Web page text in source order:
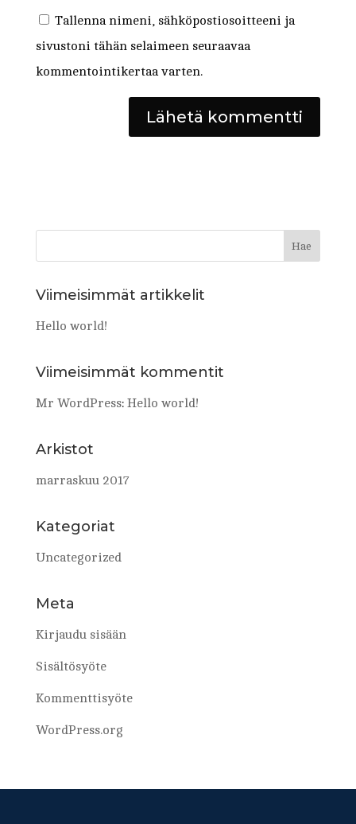
Tallenna nimeni, sähköpostiosoitteeni ja
sivustoni tähän selaimeen seuraavaa
kommentointikertaa varten.
Viimeisimmät artikkelit
Hello world!
Viimeisimmät kommentit
Mr WordPress: Hello world!
Arkistot
marraskuu 2017
Kategoriat
Uncategorized
Meta
Kirjaudu sisään
Sisältösyöte
Kommenttisyöte
WordPress.org